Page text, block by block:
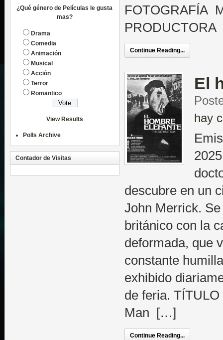
FOTOGRAFÍA
Continue Reading...
El
hay
descubre en un
John Merrick.
británico con la
deformada, que
constante
exhibido
de feria.
Man […]
Continue Reading...
¿Qué género de Películas le gusta
mas?
Drama
Comedia
Animación
Musical
Acción
Terror
Romantico
View Results
Polls Archive
Contador de Visitas